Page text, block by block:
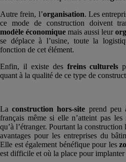
Autre frein, l’organisation. Les
ce mode de construction doivent
modèle économique mais aussi leur
se déplace à l’usine, toute la
fonction de cet élément.
Enfin, il existe des freins culturels
quant à la qualité de ce type de
Laconstruction hors-site prend peu
français même si elle n’atteint pas les
qu’à l’étranger. Pourtant la
avantages pour les entreprises du
Elle est également bénéfique pour les
est difficile et où la place pour implanter